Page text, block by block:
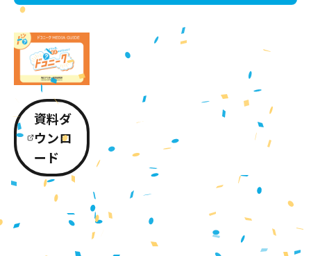
資料ダ
ウンロ
ード